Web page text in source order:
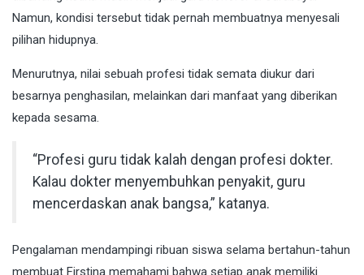
Namun, kondisi tersebut tidak pernah membuatnya menyesali
pilihan hidupnya.
Menurutnya, nilai sebuah profesi tidak semata diukur dari
besarnya penghasilan, melainkan dari manfaat yang diberikan
kepada sesama.
“Profesi guru tidak kalah dengan profesi dokter.
Kalau dokter menyembuhkan penyakit, guru
mencerdaskan anak bangsa,” katanya.
Pengalaman mendampingi ribuan siswa selama bertahun-tahun
membuat Firstina memahami bahwa setiap anak memiliki